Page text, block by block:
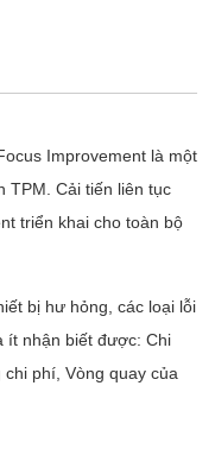
Improvement là một
TPM. Cải tiến liên tục
triển khai cho toàn bộ
bị hư hỏng các loại lỗi
ít nhận biết được: Chi
phí, Vòng quay của